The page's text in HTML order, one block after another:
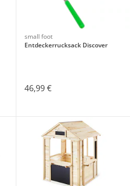
small foot
Entdeckerrucksack Discover
46,99 €